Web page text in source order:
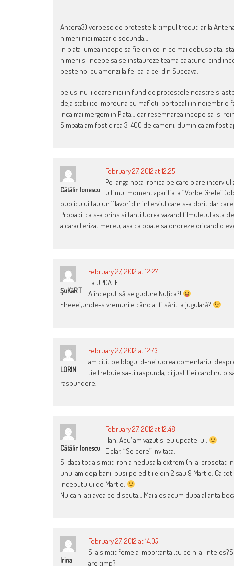
Antena3) vorbesc de proteste la timpul trecut iar la
nimeni nici macar o secunda…
in piata lumea incepe sa fie din ce in ce mai debusolata,
nimeni si incepe sa se instaureze teama ca atunci cind
peste noi cu amenzi la fel ca la cei din Suceava.
pe usl nu-i doare nici in fund de protestele noastre si
deja stabilite impreuna cu mafiotii portocalii in noiembrie
inca mai mergem in Piata… dar resemnarea incepe sa-si
Simbata am fost circa 3-400 de oameni, duminica am fost
Cãtãlin Ionescu
February 27, 2012 at 12:25
Pe langa nota ironica pe care o are interviul
ultimul moment aparitia la “Vorbe Grele”
publicului tau un ‘flavor’ din interviul care s-a dorit dar
Probabil ca s-a prins si tanti Udrea vazand filmuletul asta
a caracterizat mereu, asa ca poate sa onoreze oricand o
ŞuKăRiT
February 27, 2012 at 12:27
La UPDATE…
A început să se gudure Nuţica?!
Eheeei,unde-s vremurile când ar fi sărit la jugulară?
LORIN
February 27, 2012 at 12:43
am citit pe blogul d-nei udrea comentariul
tie trebuie sa-ti raspunda, ci justitiei cand nu o sa
raspundere.
Cãtãlin Ionescu
February 27, 2012 at 12:48
Hah! Acu’ am vazut si eu update-ul.
E clar. “Se cere” invitatã.
Si daca tot a simtit ironia nedusa la extrem (n-ai crosetat
unul am deja banii pusi pe editiile din 2 sau 9 Martie. Ca
inceputului de Martie.
Nu ca n-ati avea ce discuta… Mai ales acum dupa alianta
Irina
February 27, 2012 at 14:05
S-a simtit femeia importanta ,tu ce n-ai
are timp?